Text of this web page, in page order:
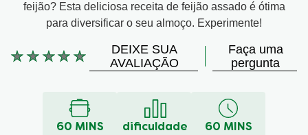
feijão? Esta deliciosa receita de feijão assado é ótima
para diversificar o seu almoço. Experimente!
Nenhuma
DEIXE SUA
AVALIAÇÃO
Faça uma
pergunta
60 MINS
dificuldade
60 MINS